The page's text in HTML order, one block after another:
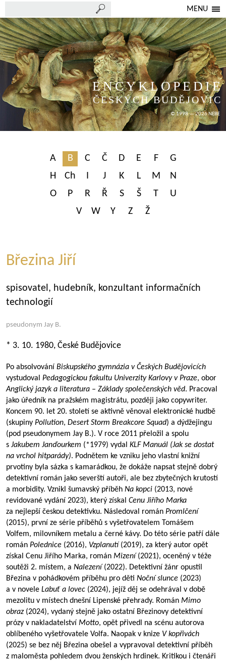
MENU
ENCYKLOPEDIE
ČESKÝCH BUDĚJOVIC
© 1998 — 2026 NEBE
A B C Č D E F
G
H
Ch I J K L M
N
O
P R Ř S Š T
U
V
W Y Z Ž
Březina Jiří
spisovatel, hudebník, konzultant informačních
technologií
pseudonym Jay B.
* 3. 10. 1980, České Budějovice
Po absolvování Biskupského gymnázia v Českých Budějovicích
vystudoval Pedagogickou fakultu Univerzity Karlovy v Praze, obor
Anglický jazyk a literatura – Základy společenských věd. Pracoval
jako úředník na pražském magistrátu, později jako copywriter.
Koncem 90. let 20. století se aktivně věnoval elektronické hudbě
(skupiny Pollution, Desert Storm Breakcore Squad) a dýdžejingu
(pod pseudonymem Jay B.). V roce 2011 přeložil a spolu
s Jakubem Janďourkem (*1979) vydal KLF Manuál (Jak se dostat
na vrchol hitparády). Podnětem ke vzniku jeho vlastní knižní
prvotiny byla sázka s kamarádkou, že dokáže napsat stejně dobrý
detektivní román jako severští autoři, ale bez zbytečných krutostí
a morbidity. Vznikl šumavský příběh Na kopci (2013, nové
revidované vydání 2023), který získal Cenu Jiřího Marka
za nejlepší českou detektivku. Následoval román Promlčení
(2015), první ze série příběhů s vyšetřovatelem Tomášem
Volfem, milovníkem metalu a černé kávy. Do této série patří dále
román Polednice (2016), Vzplanutí (2019), za který autor opět
získal Cenu Jiřího Marka, román Mizení(2021), oceněný v téže
soutěži 2. místem, a Nalezení(2022). Detektivní žánr opustil
Březina v pohádkovém příběhu pro děti Noční slunce (2023)
a v novele Labuť a lovec (2024), jejíž děj se odehrával v době
mezolitu v místech dnešní Lipenské přehrady. Román Mimo
obraz(2024), vydaný stejně jako ostatní Březinovy detektivní
prózy v nakladatelství Motto, opět přivedl na scénu autorova
oblíbeného vyšetřovatele Volfa. Naopak v knize V kopřivách
(2025) se bez něj Březina obešel a vypravoval detektivní příběh
z maloměsta pohledem dvou ženských hrdinek. Kritikou i čtenáři